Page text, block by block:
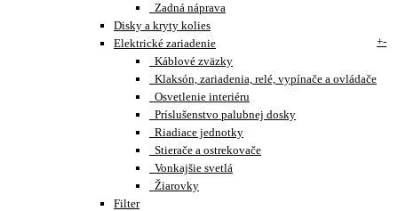
Zadná náprava
Disky a kryty kolies
Elektrické zariadenie
+-
Káblové zväzky
Klaksón, zariadenia, relé, vypínače a ovládače
Osvetlenie interiéru
Príslušenstvo palubnej dosky
Riadiace jednotky
Stierače a ostrekovače
Vonkajšie svetlá
Žiarovky
Filter